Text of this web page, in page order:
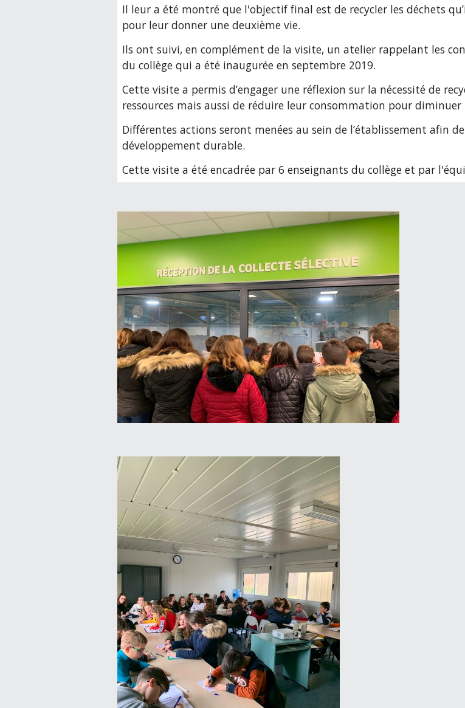
Il leur a été montré que l'objectif final est de recycler les déchets
pour leur donner une deuxième vie.
Ils ont suivi, en complément de la visite, un atelier rappelant les
du collège qui a été inaugurée en septembre 2019.
Cette visite a permis d’engager une réflexion sur la nécessité de
ressources mais aussi de réduire leur consommation pour
Différentes actions seront menées au sein de l’établissement afin
développement durable.
Cette visite a été encadrée par 6 enseignants du collège et par